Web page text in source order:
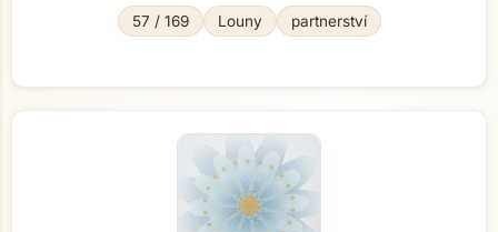
57 / 169 Louny partnerství